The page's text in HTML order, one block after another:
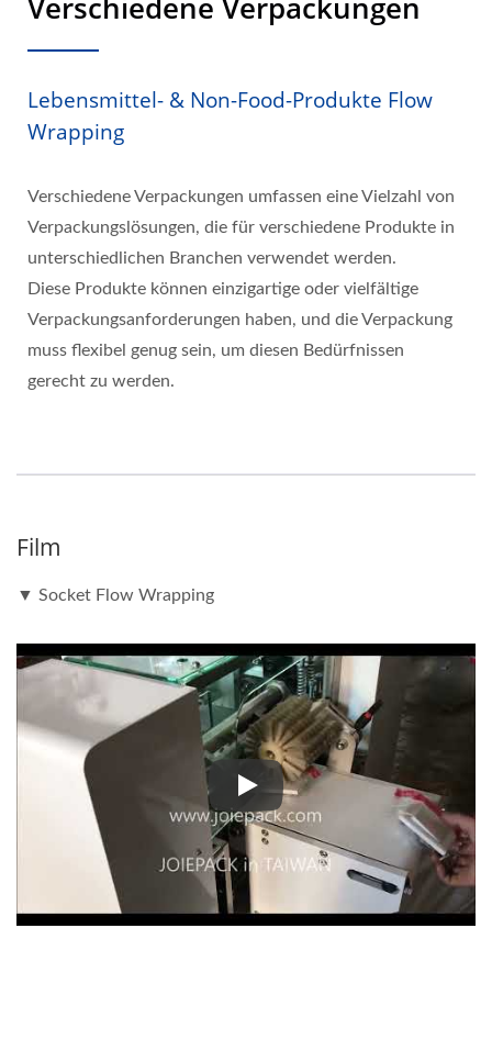
Verschiedene Verpackungen
Lebensmittel- & Non-Food-Produkte Flow
Wrapping
Verschiedene Verpackungen umfassen eine Vielzahl von
Verpackungslösungen, die für verschiedene Produkte in
unterschiedlichen Branchen verwendet werden.
Diese Produkte können einzigartige oder vielfältige
Verpackungsanforderungen haben, und die Verpackung
muss flexibel genug sein, um diesen Bedürfnissen
gerecht zu werden.
Film
▼ Socket Flow Wrapping
▼ Socket Flow Wrapping